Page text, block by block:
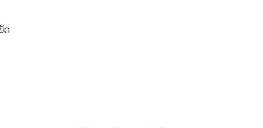
ດ